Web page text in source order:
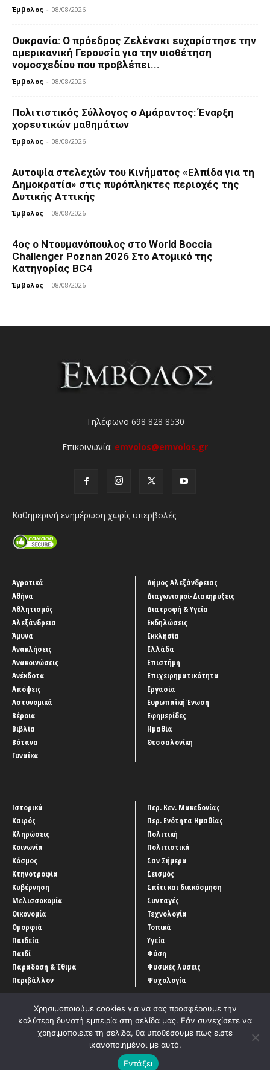
Έμβολος - 08/08/2026
Ουκρανία: Ο πρόεδρος Ζελένσκι ευχαρίστησε την
αμερικανική Γερουσία για την υιοθέτηση
νομοσχεδίου που προβλέπει...
Έμβολος - 08/08/2026
Πολιτιστικός Σύλλογος ο Αμάραντος: Έναρξη
χορευτικών μαθημάτων
Έμβολος - 08/08/2026
Αυτοψία στελεχών του Κινήματος «Ελπίδα για τη
Δημοκρατία» στις πυρόπληκτες περιοχές της
Δυτικής Αττικής
Έμβολος - 08/08/2026
4ος ο Ντουμανόπουλος στο World Boccia
Challenger Poznan 2026 Στο Ατομικό της
Κατηγορίας BC4
Έμβολος - 08/08/2026
Τηλέφωνο 698 828 8530
Επικοινωνία: emvolos@emvolos.gr
Καθημερινή ενημέρωση χωρίς υπερβολές
Αγροτικά
Αθήνα
Αθλητισμός
Αλεξάνδρεια
Άμυνα
Ανακλήσεις
Ανακοινώσεις
Ανέκδοτα
Απόψεις
Αστυνομικά
Βέροια
Βιβλία
Βότανα
Γυναίκα
Δήμος Αλεξάνδρειας
Διαγωνισμοί-Διακηρύξεις
Διατροφή & Υγεία
Εκδηλώσεις
Εκκλησία
Ελλάδα
Επιστήμη
Επιχειρηματικότητα
Εργασία
Ευρωπαϊκή Ένωση
Εφημερίδες
Ημαθία
Θεσσαλονίκη
Ιστορικά
Καιρός
Κληρώσεις
Κοινωνία
Κόσμος
Κτηνοτροφία
Κυβέρνηση
Μελισσοκομία
Οικονομία
Ομορφιά
Παιδεία
Παιδί
Παράδοση & Έθιμα
Περιβάλλον
Περ. Κεν. Μακεδονίας
Περ. Ενότητα Ημαθίας
Πολιτική
Πολιτιστικά
Σαν Σήμερα
Σεισμός
Σπίτι και διακόσμηση
Συνταγές
Τεχνολογία
Τοπικά
Υγεία
Φύση
Φυσικές λύσεις
Ψυχολογία
‘Οροι χρήσης Αρχείο Άρθρων
Entercom Technologies
Χρησιμοποιούμε cookies για να σας προσφέρουμε την
καλύτερη δυνατή εμπειρία στη σελίδα μας. Εάν συνεχίσετε να
χρησιμοποιείτε τη σελίδα, θα υποθέσουμε πως είστε
ικανοποιημένοι με αυτό.
Εντάξει